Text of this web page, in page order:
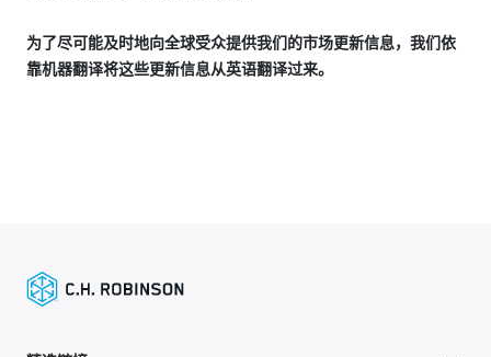
为了尽可能及时地向全球受众提供我们的市场更新信息，我们依
靠机器翻译将这些更新信息从英语翻译过来。